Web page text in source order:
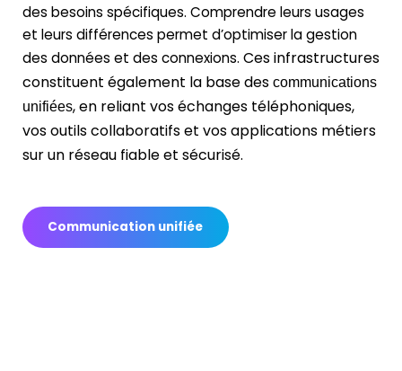
des besoins spécifiques. Comprendre leurs usages
et leurs différences permet d’optimiser la gestion
des données et des connexions. Ces infrastructures
constituent également la base des communications
unifiées, en reliant vos échanges téléphoniques,
vos outils collaboratifs et vos applications métiers
sur un réseau fiable et sécurisé.
Communication unifiée